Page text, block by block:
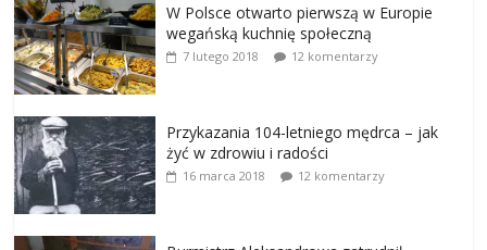
W Polsce otwarto pierwszą w Europie
wegańską kuchnię społeczną
7 lutego 2018 12 komentarzy
Przykazania 104-letniego mędrca – jak
żyć w zdrowiu i radości
16 marca 2018 12 komentarzy